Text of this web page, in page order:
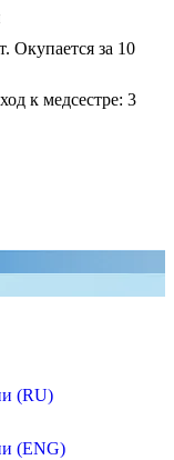
Окупается за 10
к медсестре: 3
(RU)
(ENG)